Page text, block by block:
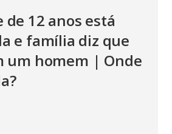
de 12 anos está
e família diz que
um homem | Onde